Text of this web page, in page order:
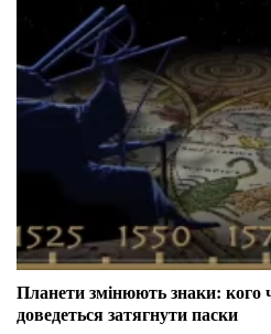
Планети змінюють знаки: кого
доведеться затягнути паски